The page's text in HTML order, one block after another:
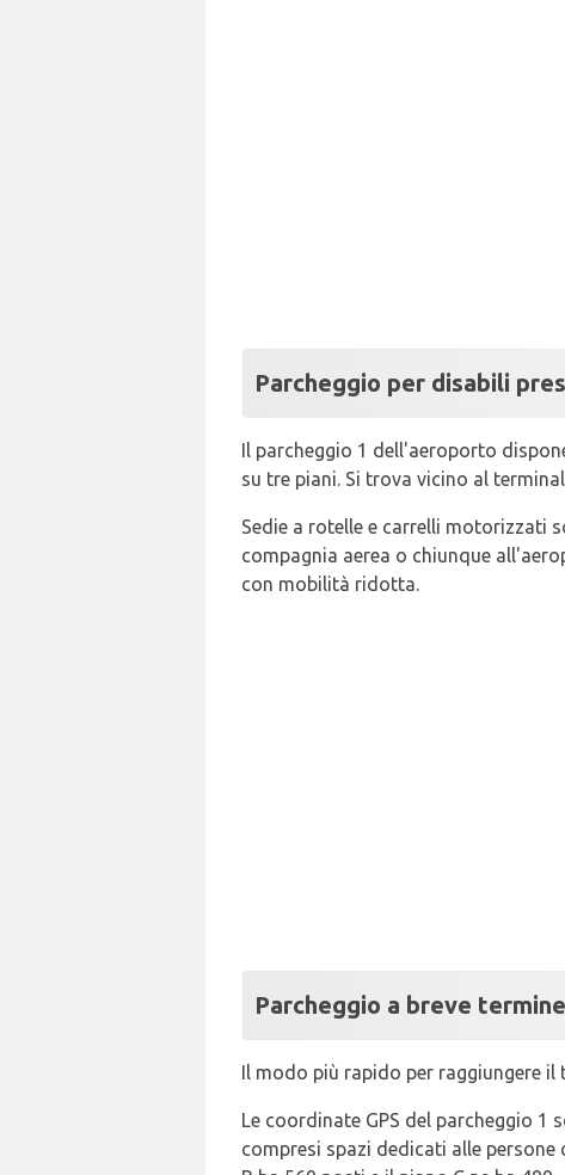
Parcheggio per disabili
Il parcheggio 1 dell'aeroporto
su tre piani. Si trova vicino al
Sedie a rotelle e carrelli motorizzati
compagnia aerea o chiunque
con mobilità ridotta.
Parcheggio a breve
Il modo più rapido per raggiungere
Le coordinate GPS del parcheggio 1
compresi spazi dedicati alle